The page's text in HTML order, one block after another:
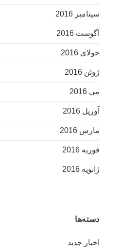
سپتامبر 2016
آگوست 2016
جولای 2016
ژوئن 2016
می 2016
آوریل 2016
مارس 2016
فوریه 2016
ژانویه 2016
دسته‌ها
اخبار جدید